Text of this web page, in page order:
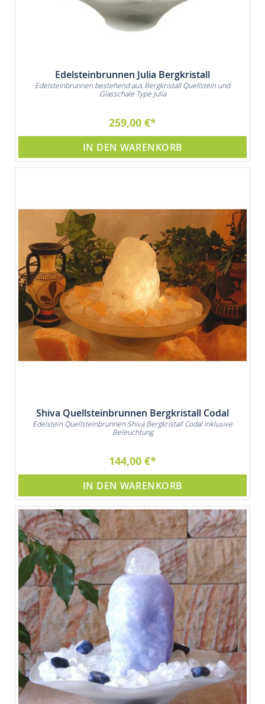
Edelsteinbrunnen Julia Bergkristall
Edelsteinbrunnen bestehend aus Bergkristall Quellstein und
Glasschale Type Julia
259,00 €
IN DEN WARENKORB
Shiva Quellsteinbrunnen Bergkristall Codal
Edelstein Quellsteinbrunnen Shiva Bergkristall Codal inklusive
Beleuchtung
144,00 €
IN DEN WARENKORB